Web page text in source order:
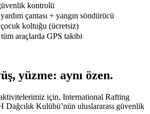
kontrolü
çantası + yangın söndürücü
koltuğu (ücretsiz)
araçlarda GPS takibi
yüzme: aynı özen.
aktivitelerimiz için, International Rafting
Kulübü’nün uluslararası güvenlik